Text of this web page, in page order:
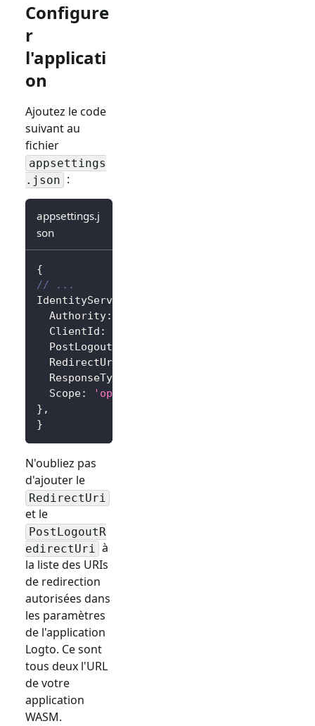
Configure
r
l'applicati
on
Ajoutez le code
suivant au
fichier
appsettings
.json :
appsettings.j
son
{
// ...
IdentityServer
Authority:
ClientId :
PostLogoutRedirectUri
RedirectUri
ResponseType
Scope: 'openid profile'
} ,
}
N'oubliez pas
d'ajouter le
RedirectUri
et le
PostLogoutR
edirectUri à
la liste des URIs
de redirection
autorisées dans
les paramètres
de l'application
Logto. Ce sont
tous deux l'URL
de votre
application
WASM.